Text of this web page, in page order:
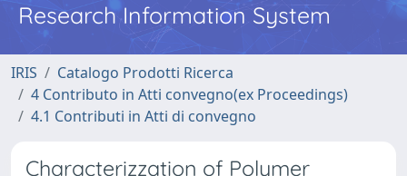
Research Information System
IRIS
Catalogo Prodotti Ricerca
4 Contributo in Atti convegno(ex Proceedings)
4.1 Contributi in Atti di convegno
Characterizzation of Polymer